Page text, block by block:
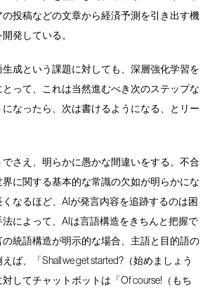
投稿などの文章から経済予測を引き出す機
発している。
生成という課題に対しても、深層強化学習を
って、これは当然進むべき次のステップな
なったら、次は書けるようになる、とリー
さえ、明らかに愚かな間違いをする。不合
に関する基本的な常識の欠如が明らかにな
なるほど、AIが発言内容を追跡するのは困
によって、AIは言語構造をきちんと把握で
統語構造が明示的な場合、主語と目的語の
ば、「Shall we get started?（始めましょう
してチャットボットは「Of course!（もち